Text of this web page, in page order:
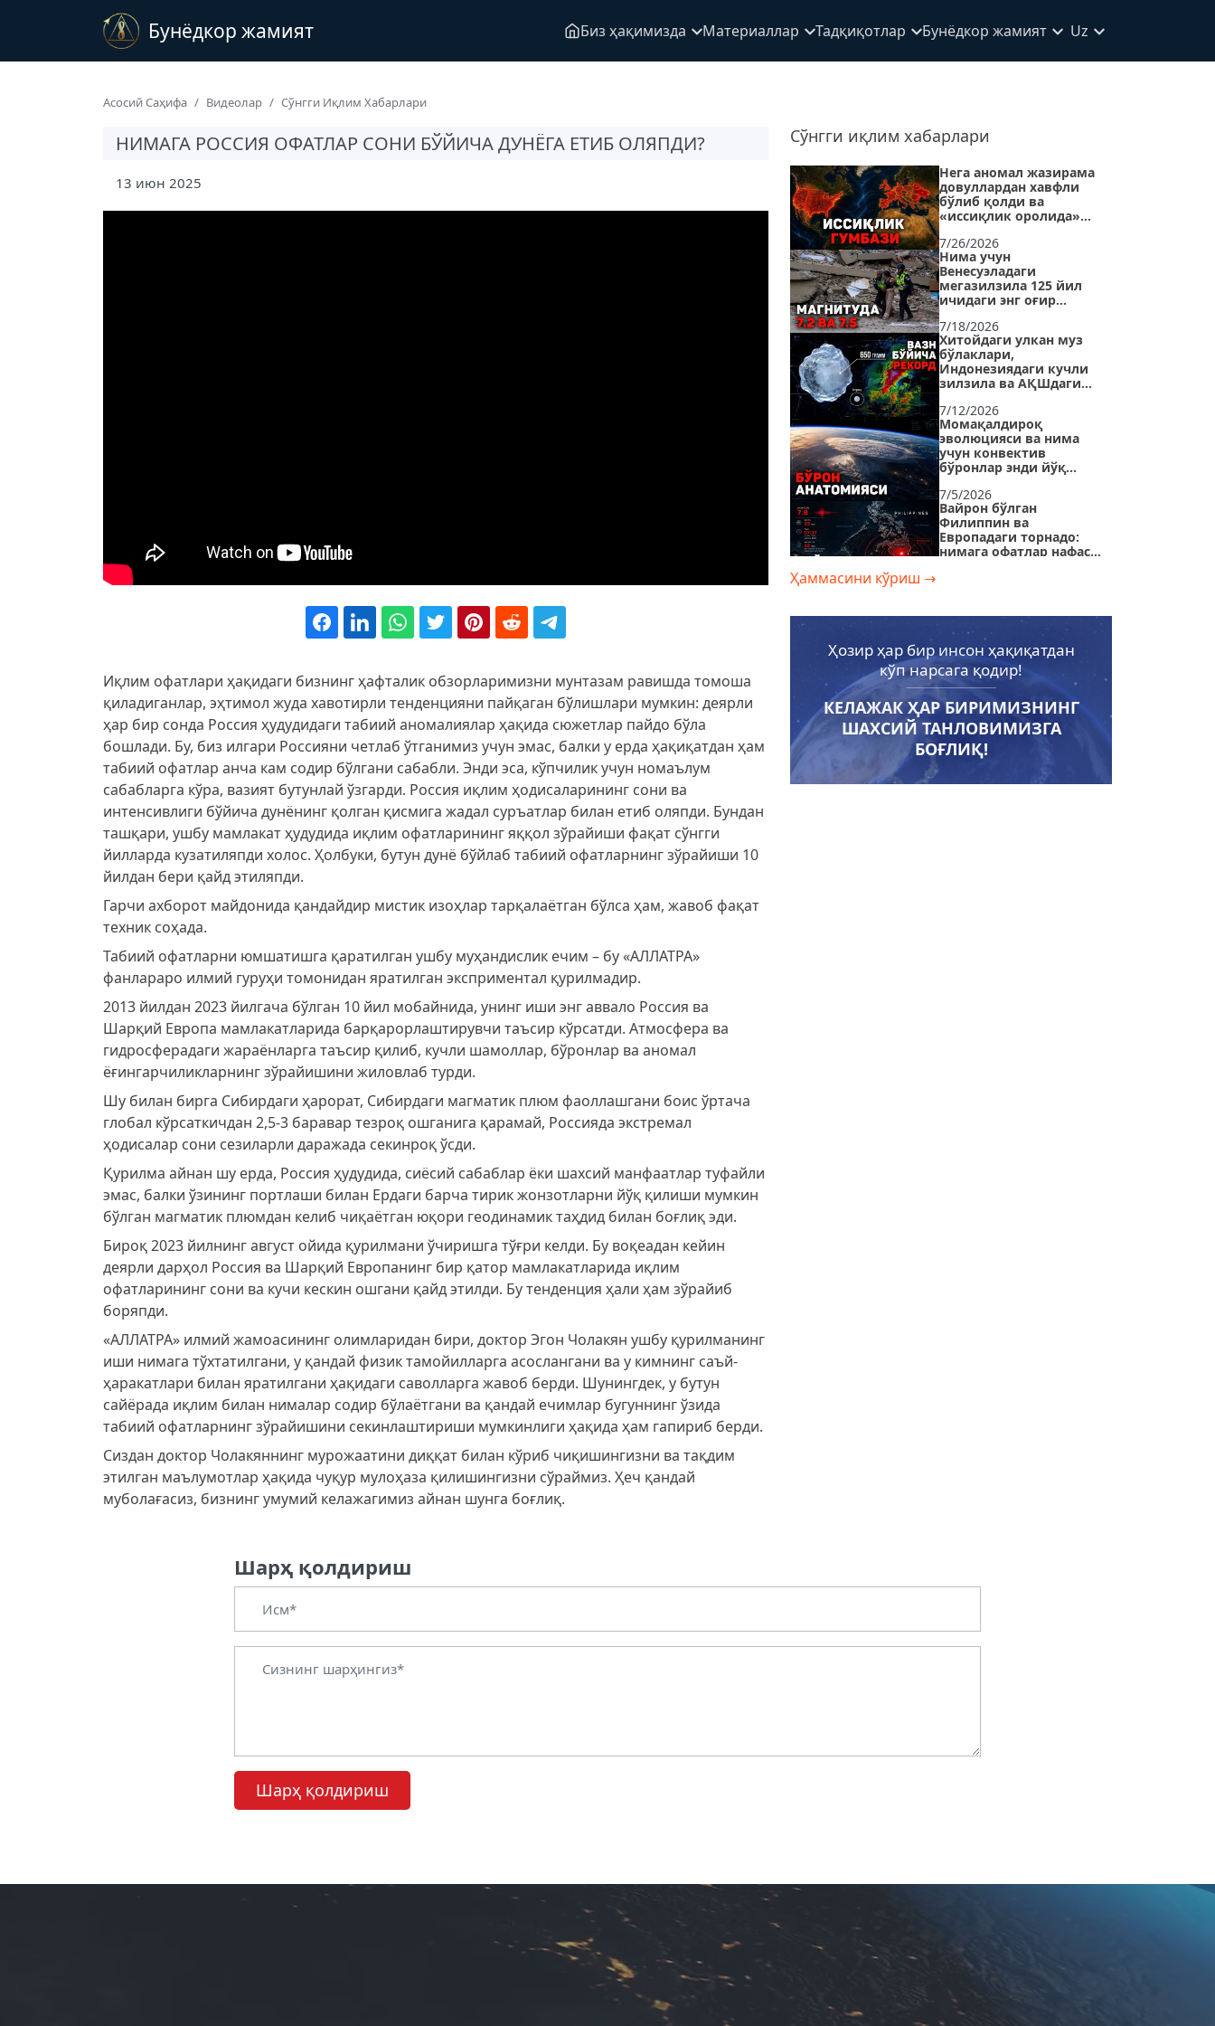
Бунёдкор жамият Биз ҳақимизда Материаллар Тадқиқотлар Бунёдкор жамият Uz
Асосий Саҳифа Видеолар Сўнгги Иқлим Хабарлари
НИМАГА РОССИЯ ОФАТЛАР СОНИ БЎЙИЧА ДУНЁГА ЕТИБ ОЛЯПДИ?
13 июн 2025
Иқлим офатлари ҳақидаги бизнинг ҳафталик обзорларимизни мунтазам равишда томоша
қиладиганлар, эҳтимол жуда хавотирли тенденцияни пайқаган бўлишлари мумкин: деярли
ҳар бир сонда Россия ҳудудидаги табиий аномалиялар ҳақида сюжетлар пайдо бўла
бошлади. Бу, биз илгари Россияни четлаб ўтганимиз учун эмас, балки у ерда ҳақиқатдан ҳам
табиий офатлар анча кам содир бўлгани сабабли. Энди эса, кўпчилик учун номаълум
сабабларга кўра, вазият бутунлай ўзгарди. Россия иқлим ҳодисаларининг сони ва
интенсивлиги бўйича дунёнинг қолган қисмига жадал суръатлар билан етиб оляпди. Бундан
ташқари, ушбу мамлакат ҳудудида иқлим офатларининг яққол зўрайиши фақат сўнгги
йилларда кузатиляпди холос. Ҳолбуки, бутун дунё бўйлаб табиий офатларнинг зўрайиши 10
йилдан бери қайд этиляпди.
Гарчи ахборот майдонида қандайдир мистик изоҳлар тарқалаётган бўлса ҳам, жавоб фақат
техник соҳада.
Табиий офатларни юмшатишга қаратилган ушбу муҳандислик ечим – бу «АЛЛАТРА»
фанлараро илмий гуруҳи томонидан яратилган эксприментал қурилмадир.
2013 йилдан 2023 йилгача бўлган 10 йил мобайнида, унинг иши энг аввало Россия ва
Шарқий Европа мамлакатларида барқарорлаштирувчи таъсир кўрсатди. Атмосфера ва
гидросферадаги жараёнларга таъсир қилиб, кучли шамоллар, бўронлар ва аномал
ёғингарчиликларнинг зўрайишини жиловлаб турди.
Шу билан бирга Сибирдаги ҳарорат, Сибирдаги магматик плюм фаоллашгани боис ўртача
глобал кўрсаткичдан 2,5-3 баравар тезроқ ошганига қарамай, Россияда экстремал
ҳодисалар сони сезиларли даражада секинроқ ўсди.
Қурилма айнан шу ерда, Россия ҳудудида, сиёсий сабаблар ёки шахсий манфаатлар туфайли
эмас, балки ўзининг портлаши билан Ердаги барча тирик жонзотларни йўқ қилиши мумкин
бўлган магматик плюмдан келиб чиқаётган юқори геодинамик таҳдид билан боғлиқ эди.
Бироқ 2023 йилнинг август ойида қурилмани ўчиришга тўғри келди. Бу воқеадан кейин
деярли дарҳол Россия ва Шарқий Европанинг бир қатор мамлакатларида иқлим
офатларининг сони ва кучи кескин ошгани қайд этилди. Бу тенденция ҳали ҳам зўрайиб
боряпди.
«АЛЛАТРА» илмий жамоасининг олимларидан бири, доктор Эгон Чолакян ушбу қурилманинг
иши нимага тўхтатилгани, у қандай физик тамойилларга асослангани ва у кимнинг саъй-
ҳаракатлари билан яратилгани ҳақидаги саволларга жавоб берди. Шунингдек, у бутун
сайёрада иқлим билан нималар содир бўлаётгани ва қандай ечимлар бугуннинг ўзида
табиий офатларнинг зўрайишини секинлаштириши мумкинлиги ҳақида ҳам гапириб берди.
Сиздан доктор Чолакяннинг мурожаатини диққат билан кўриб чиқишингизни ва тақдим
этилган маълумотлар ҳақида чуқур мулоҳаза қилишингизни сўраймиз. Ҳеч қандай
муболағасиз, бизнинг умумий келажагимиз айнан шунга боғлиқ.
Сўнгги иқлим хабарлари
Нега аномал жазирама
довуллардан хавфли
бўлиб қолди ва
«иссиқлик оролида»
мумкин?
7/26/2026
Нима учун
Венесуэладаги
мегазилзила 125 йил
ичидаги энг оғир
айланди?
7/18/2026
Хитойдаги улкан муз
бўлаклари,
Индонезиядаги кучли
зилзила ва АҚШдаги
7/12/2026
Момақалдироқ
эволюцияси ва нима
учун конвектив
бўронлар энди йўқ
бўлмоқда
7/5/2026
Вайрон бўлган
Филиппин ва
Европадаги торнадо:
нимага офатлар нафас
ўзгаришининг яширин
сабаблари
6/21/2026
Нима учун зилзилалар
тинч ҳудудларда ҳам
содир бўлмоқда ва
сайёрамиз қанчалар
тез ўзгармоқда?
6/14/2026
РЕКОРД ДАРАЖАДАГИ
ЗАРАР | Суғурта
компаниялари янги
Ҳаммасини кўриш →
Ҳозир ҳар бир инсон ҳақиқатдан
кўп нарсага қодир!
КЕЛАЖАК ҲАР БИРИМИЗНИНГ
ШАХСИЙ ТАНЛОВИМИЗГА
БОҒЛИҚ!
Шарҳ қолдириш
Шарҳ қолдириш